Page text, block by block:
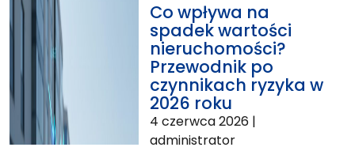
Co wpływa na
spadek wartości
nieruchomości?
Przewodnik po
czynnikach ryzyka w
2026 roku
4 czerwca 2026 |
administrator